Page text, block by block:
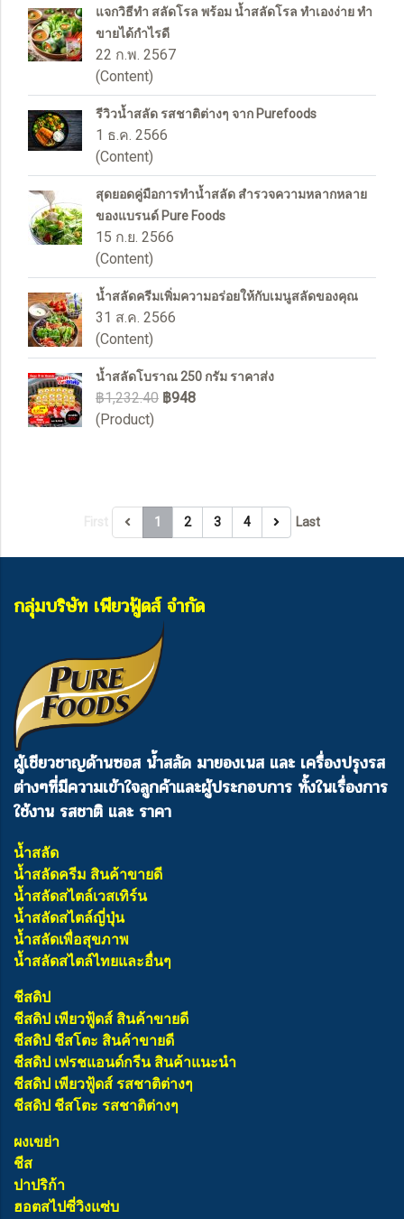
แจกวิธีทำ สลัดโรล พร้อม น้ำสลัดโรล ทำเองง่าย ทำ
ขายได้กำไรดี
22 ก.พ. 2567
(Content)
รีวิวน้ำสลัด รสชาติต่างๆ จาก Purefoods
1 ธ.ค. 2566
(Content)
สุดยอดคู่มือการทำน้ำสลัด สำรวจความหลากหลาย
ของแบรนด์ Pure Foods
15 ก.ย. 2566
(Content)
น้ำสลัดครีมเพิ่มความอร่อยให้กับเมนูสลัดของคุณ
31 ส.ค. 2566
(Content)
น้ำสลัดโบราณ 250 กรัม ราคาส่ง
฿1,232.40 ฿948
(Product)
1 2 3 4 Last
กลุ่มบริษัท เพียวฟู้ดส์ จำกัด
ผู้เชียวชาญด้านซอส น้ำสลัด มายองเนส และ เครื่องปรุงรส
ต่างๆที่มีความเข้าใจลูกค้าและผู้ประกอบการ ทั้งในเรื่องการ
ใช้งาน รสชาติ และ ราคา
น้ำสลัด
น้ำสลัดครีม สินค้าขายดี
น้ำสลัดสไตล์เวสเทิร์น
น้ำสลัดสไตล์ญี่ปุ่น
น้ำสลัดเพื่อสุขภาพ
น้ำสลัดสไตล์ไทยและอื่นๆ
ชีสดิป
ชีสดิป เพียวฟู้ดส์ สินค้าขายดี
ชีสดิป ชีสโตะ สินค้าขายดี
ชีสดิป เฟรชแอนด์กรีน สินค้าแนะนำ
ชีสดิป เพียวฟู้ดส์ รสชาติต่างๆ
ชีสดิป ชีสโตะ รสชาติต่างๆ
ผงเขย่า
ชีส
ปาปริก้า
ฮอตสไปซี่วิงแซ่บ